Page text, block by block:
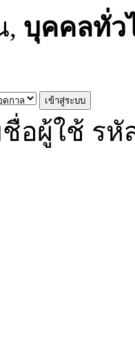
, บุคคลทั่ว
อผู้ใช้ รหั